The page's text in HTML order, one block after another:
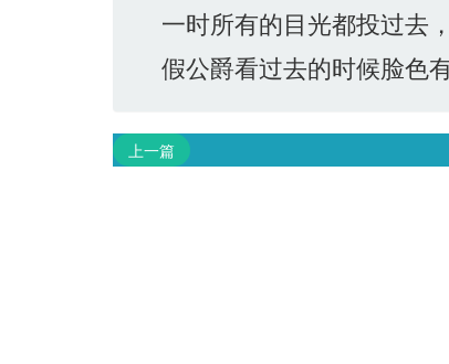
一时所有的目光都投过去
假公爵看过去的时候脸色
上一篇